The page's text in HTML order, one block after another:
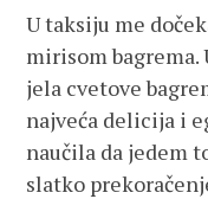
U taksiju me
mirisom bagrema.
jela cvetove
najveća delicija i
naučila da jedem
slatko